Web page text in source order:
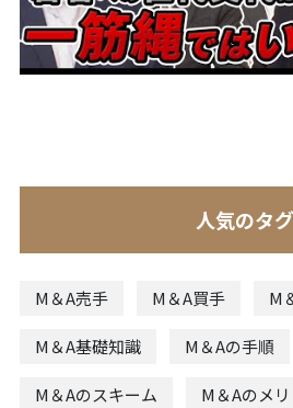
人気のタグ
M＆A売手 M＆A買手 M
M＆A基礎知識 M＆Aの手順
M＆Aのスキーム M＆Aのメ